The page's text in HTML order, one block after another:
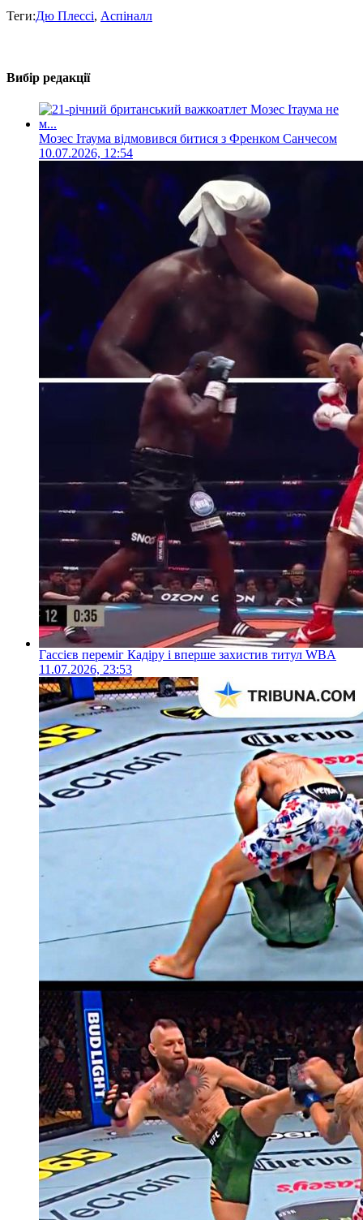
Теги:Дю Плессі, Аспіналл
Вибір редакції
Мозес Ітаума відмовився битися з Френком Санчесом
10.07.2026, 12:54
Гассієв переміг Кадіру і вперше захистив титул WBA
11.07.2026, 23:53